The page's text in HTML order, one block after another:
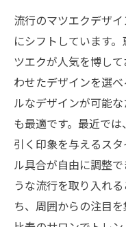
流行のマツエクデザ
にシフトしています
ツエクが人気を博し
わせたデザインを選
ルなデザインが可能
も最適です。最近で
引く印象を与えるス
ル具合が自由に調整
うな流行を取り入れ
ち、周囲からの注目